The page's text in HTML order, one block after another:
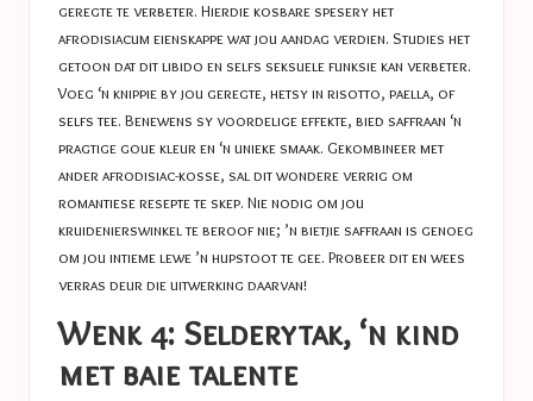
geregte te verbeter. Hierdie kosbare spesery het
afrodisiacum eienskappe wat jou aandag verdien. Studies het
getoon dat dit libido en selfs seksuele funksie kan verbeter.
Voeg ‘n knippie by jou geregte, hetsy in risotto, paella, of
selfs tee. Benewens sy voordelige effekte, bied saffraan ‘n
pragtige goue kleur en ‘n unieke smaak. Gekombineer met
ander afrodisiac-kosse, sal dit wondere verrig om
romantiese resepte te skep. Nie nodig om jou
kruidenierswinkel te beroof nie; ’n bietjie saffraan is genoeg
om jou intieme lewe ’n hupstoot te gee. Probeer dit en wees
verras deur die uitwerking daarvan!
Wenk 4: Selderytak, ‘n kind
met baie talente